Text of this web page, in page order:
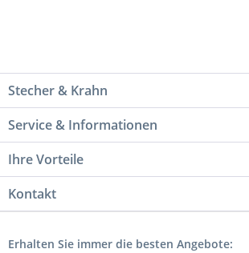
Stecher & Krahn
Service & Informationen
Ihre Vorteile
Kontakt
Erhalten Sie immer die besten Angebote: